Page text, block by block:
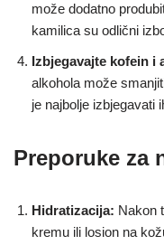
može dodatno
kamilica su odlični
Izbjegavajte kofein i
alkohola može
je najbolje izbjegavati
Preporuke za
Hidratizacija: Nakon
kremu ili losion na